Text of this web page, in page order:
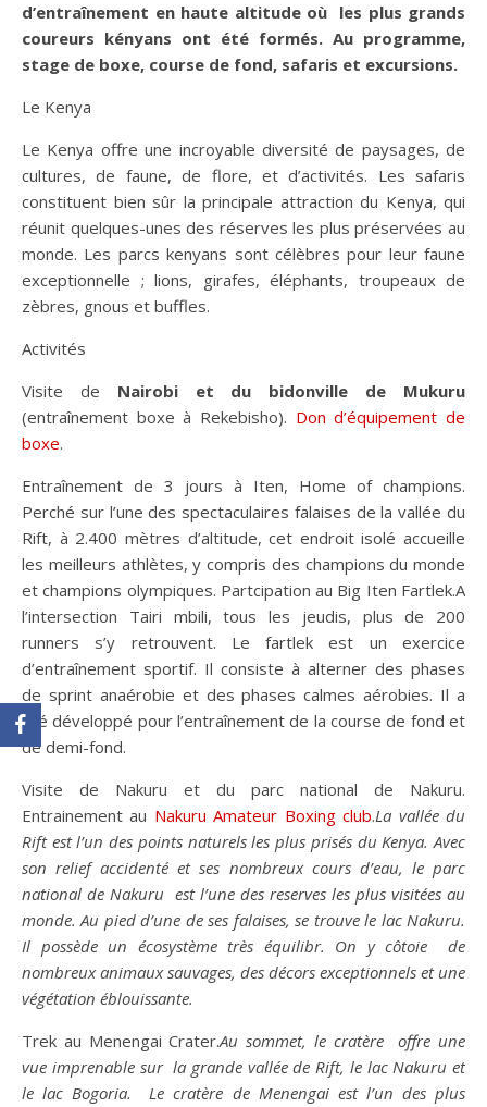
d’entraînement en haute altitude où les plus grands
coureurs kényans ont été formés. Au programme,
stage de boxe, course de fond, safaris et excursions.
Le Kenya
Le Kenya offre une incroyable diversité de paysages, de
cultures, de faune, de flore, et d’activités. Les safaris
constituent bien sûr la principale attraction du Kenya, qui
réunit quelques-unes des réserves les plus préservées au
monde. Les parcs kenyans sont célèbres pour leur faune
exceptionnelle ; lions, girafes, éléphants, troupeaux de
zèbres, gnous et buffles.
Activités
Visite de Nairobi et du bidonville de Mukuru
(entraînement boxe à Rekebisho). Don d’équipement de
boxe.
Entraînement de 3 jours à Iten, Home of champions.
Perché sur l’une des spectaculaires falaises de la vallée du
Rift, à 2.400 mètres d’altitude, cet endroit isolé accueille
les meilleurs athlètes, y compris des champions du monde
et champions olympiques. Partcipation au Big Iten Fartlek.A
l’intersection Tairi mbili, tous les jeudis, plus de 200
runners s’y retrouvent. Le fartlek est un exercice
d’entraînement sportif. Il consiste à alterner des phases
de sprint anaérobie et des phases calmes aérobies. Il a
été développé pour l’entraînement de la course de fond et
de demi-fond.
Visite de Nakuru et du parc national de Nakuru.
Entrainement au Nakuru Amateur Boxing club.La vallée du
Rift est l’un des points naturels les plus prisés du Kenya. Avec
son relief accidenté et ses nombreux cours d’eau, le parc
national de Nakuru est l’une des reserves les plus visitées au
monde. Au pied d’une de ses falaises, se trouve le lac Nakuru.
Il possède un écosystème très équilibr. On y côtoie de
nombreux animaux sauvages, des décors exceptionnels et une
végétation éblouissante.
Trek au Menengai Crater.Au sommet, le cratère offre une
vue imprenable sur la grande vallée de Rift, le lac Nakuru et
le lac Bogoria. Le cratère de Menengai est l’un des plus